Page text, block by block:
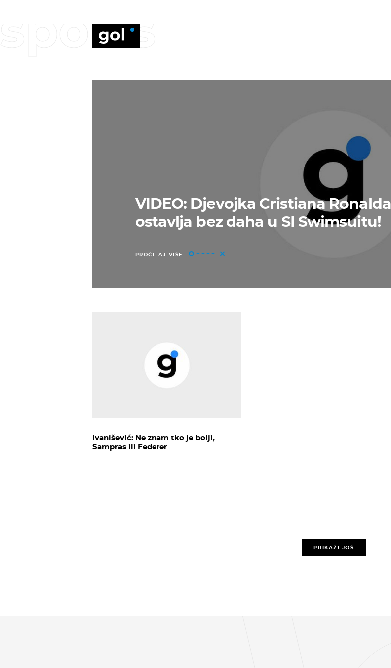
sports
VIDEO: Djevojka Cristiana Ronalda
ostavlja bez daha u SI Swimsuitu!
PROČITAJ VIŠE
Ivanišević: Ne znam tko je bolji,
Sampras ili Federer
PRIKAŽI JOŠ